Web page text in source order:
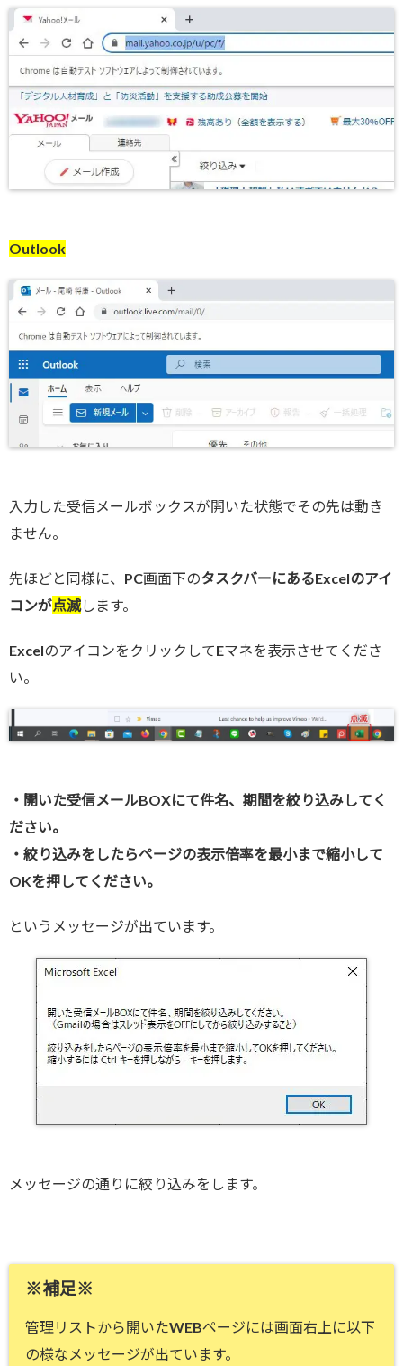
Outlook
入力した受信メールボックスが開いた状態でその先は動き
ません。
先ほどと同様に、PC画面下のタスクバーにあるExcelのアイ
コンが点滅します。
ExcelのアイコンをクリックしてEマネを表示させてくださ
い。
・開いた受信メールBOXにて件名、期間を絞り込みしてく
ださい。
・絞り込みをしたらページの表示倍率を最小まで縮小して
OKを押してください。
というメッセージが出ています。
メッセージの通りに絞り込みをします。
※補足※
管理リストから開いたWEBページには画面右上に以下
の様なメッセージが出ています。